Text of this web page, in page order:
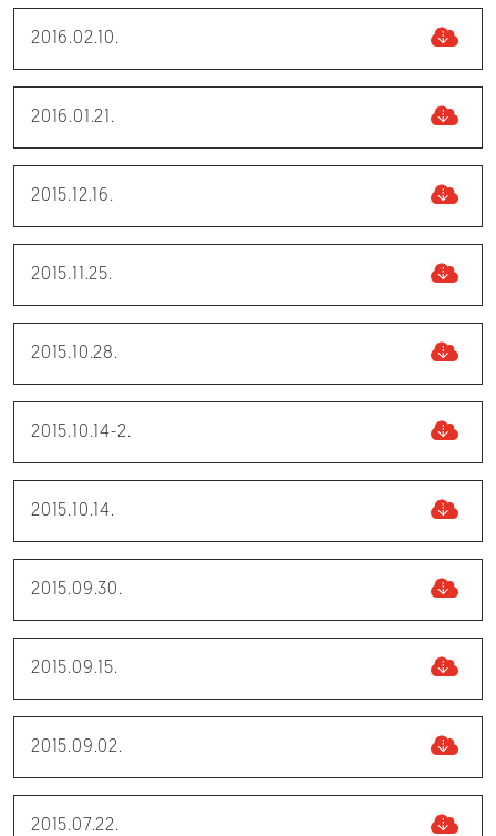
2016.02.10.
2016.01.21.
2015.12.16.
2015.11.25.
2015.10.28.
2015.10.14-2.
2015.10.14.
2015.09.30.
2015.09.15.
2015.09.02.
2015.07.22.